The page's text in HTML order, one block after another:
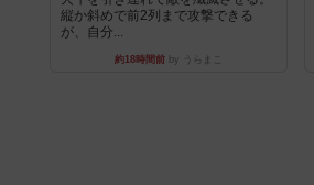
縦か斜めで前2列まで攻撃できる
が、自分...
約18時間前 by うらまこ